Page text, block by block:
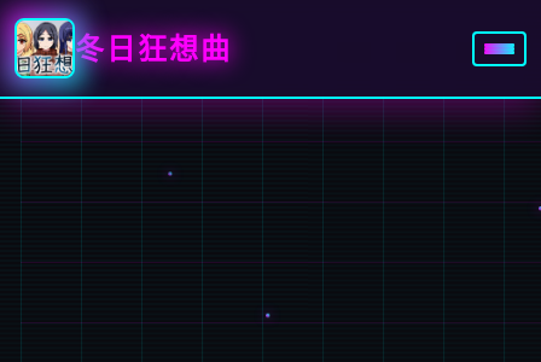
冬日狂想曲